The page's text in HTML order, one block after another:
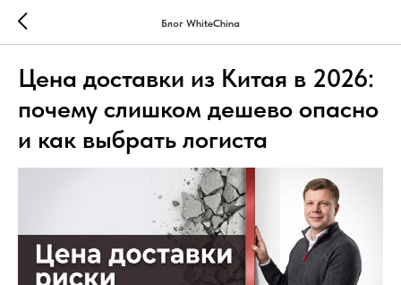
Блог WhiteChina
Цена доставки из Китая в 2026:
почему слишком дешево опасно
и как выбрать логиста